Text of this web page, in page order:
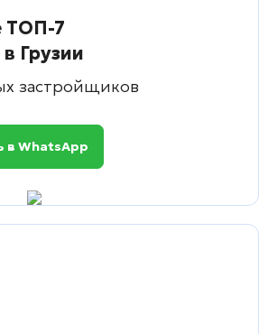
ТОП-7
Грузии
застройщиков
в WhatsApp